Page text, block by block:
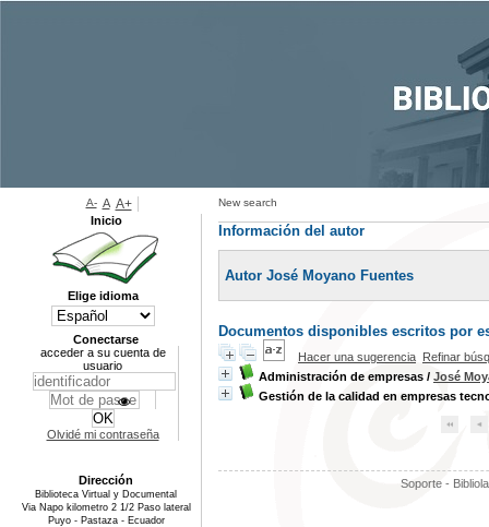
New search
Información del autor
Autor José Moyano Fuentes
Documentos disponibles escritos por
Hacer una sugerencia Refinar
Administración de empresas / José
Gestión de la calidad en empresas
Soporte -
A- A A+
Inicio
Elige idioma
Conectarse
acceder a su cuenta de
usuario
Olvidé mi contraseña
Dirección
Biblioteca Virtual y Documental
Via Napo kilometro 2 1/2 Paso lateral
Puyo - Pastaza - Ecuador